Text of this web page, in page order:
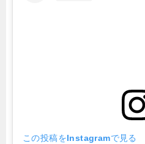
この投稿をInstagramで見る